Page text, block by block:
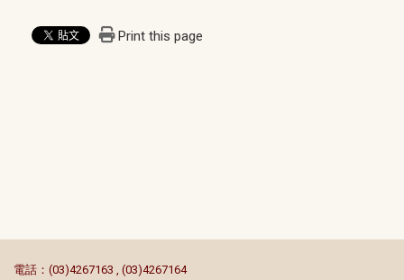
Print this page
電話：(03)4267163 , (03)4267164